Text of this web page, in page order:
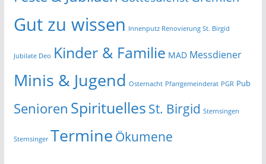
Gut zu wissen Innenputz Renovierung St. Birgid
Jubilate Deo Kinder & Familie MAD Messdiener
Minis & Jugend Osternacht Pfarrgemeinderat PGR Pub
Senioren Spirituelles St. Birgid Sternsingen
Sternsinger Termine Ökumene